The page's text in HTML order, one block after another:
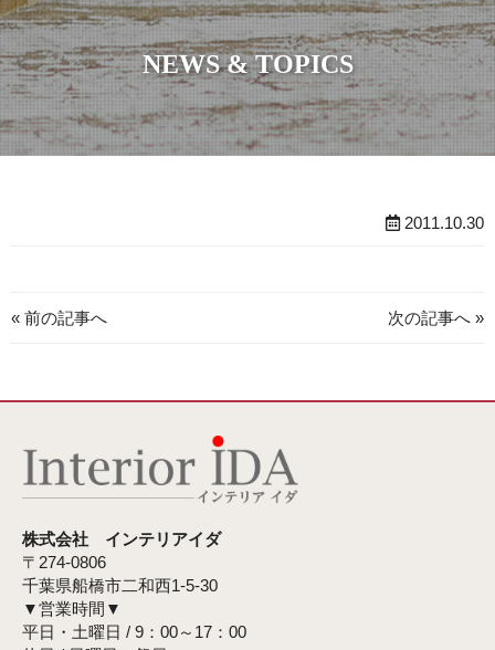
NEWS & TOPICS
2011.10.30
« 前の記事へ 次の記事へ »
株式会社 インテリアイダ
〒274-0806
千葉県船橋市二和西1-5-30
▼営業時間▼
平日・土曜日 / 9：00～17：00